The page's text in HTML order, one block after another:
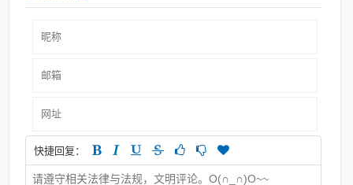
快捷回复：